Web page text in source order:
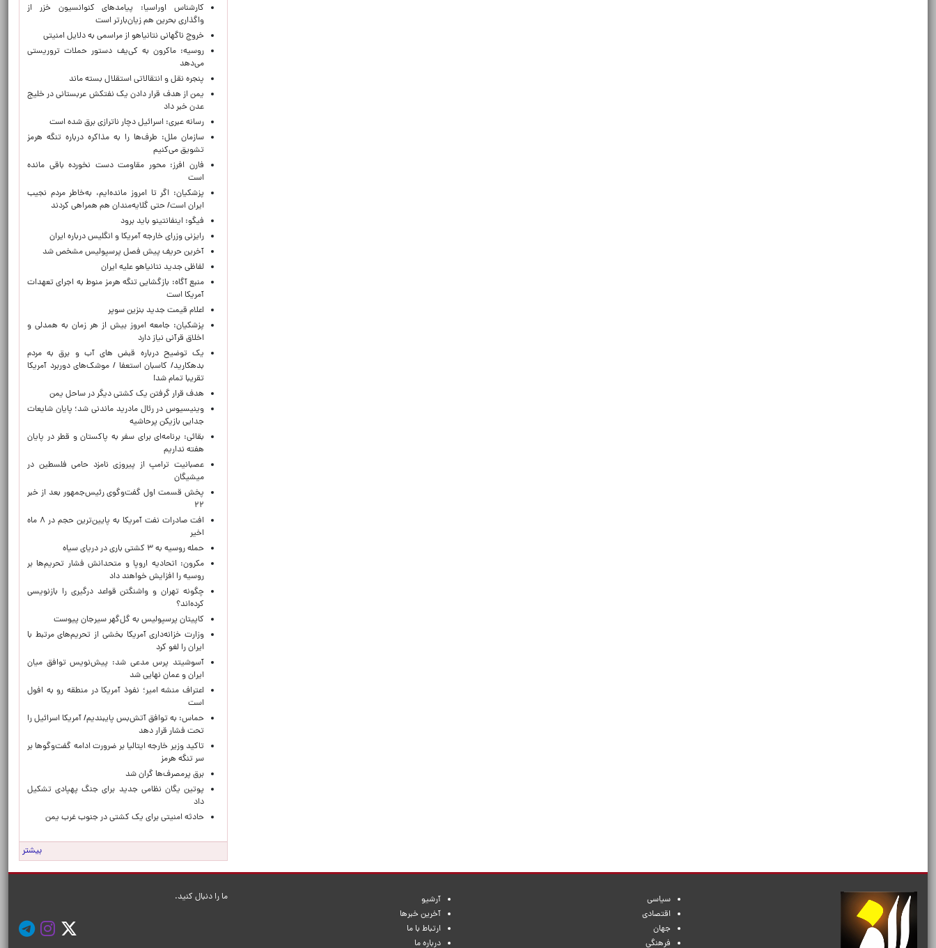
کارشناس اوراسیا: پیامدهای کنوانسیون خزر از
واگذاری بحرین هم زیان‌بارتر است
خروج ناگهانی نتانیاهو از مراسمی به دلایل امنیتی
روسیه: ماکرون به کی‌یف دستور حملات تروریستی
می‌دهد
پنجره‌ نقل و انتقالاتی استقلال بسته ماند
یمن از هدف قرار دادن یک نفتکش عربستانی در خلیج
عدن خبر داد
رسانه عبری: اسرائیل دچار ناترازی برق شده است
سازمان ملل: طرف‌ها را به مذاکره درباره تنگه هرمز
تشویق می‌کنیم
فارن افرز: محور مقاومت دست نخورده باقی مانده
است
پزشکیان: اگر تا امروز مانده‌ایم، به‌خاطر مردم نجیب
ایران است/ حتی گلایه‌مندان هم همراهی کردند
فیگو: اینفانتینو باید برود
رایزنی وزرای خارجه آمریکا و انگلیس درباره ایران
آخرین حریف پیش فصل پرسپولیس مشخص شد
لفاظی جدید نتانیاهو علیه ایران
منبع آگاه: بازگشایی تنگه هرمز منوط به اجرای تعهدات
آمریکا است
اعلام قیمت جدید بنزین سوپر
پزشکیان: جامعه امروز بیش از هر زمان به همدلی و
اخلاق قرآنی نیاز دارد
یک توضیح درباره قبض های آب و برق به مردم
بدهکارید/ کاسبان استعفا / موشک‌های دوربرد آمریکا
تقریبا تمام شد!
هدف قرار گرفتن یک کشتی دیگر در ساحل یمن
وینیسیوس در رئال مادرید ماندنی شد؛ پایان شایعات
جدایی بازیکن پرحاشیه
بقائی: برنامه‌ای برای سفر به پاکستان و قطر در پایان
هفته نداریم
عصبانیت ترامپ از پیروزی نامزد حامی فلسطین در
میشیگان
پخش قسمت اول گفت‌وگوی رئیس‌جمهور بعد از خبر
۲۲
افت صادرات نفت آمریکا به پایین‌ترین حجم در ۸ ماه
اخیر
حمله روسیه به ۳ کشتی باری در دریای سیاه
مکرون: اتحادیه اروپا و متحدانش فشار تحریم‌ها بر
روسیه را افزایش خواهند داد
چگونه تهران و واشنگتن قواعد درگیری را بازنویسی
کرده‌اند؟
کاپیتان پرسپولیس به گل‌گهر سیرجان پیوست
وزارت خزانه‌داری آمریکا بخشی از تحریم‌های مرتبط با
ایران را لغو کرد
آسوشیتد پرس مدعی شد: پیش‌نویس توافق میان
ایران و عمان نهایی شد
اعتراف منشه امیر؛ نفوذ آمریکا در منطقه رو به افول
است
حماس: به توافق آتش‌بس پایبندیم/ آمریکا اسرائیل را
تحت فشار قرار دهد
تاکید وزیر خارجه ایتالیا بر ضرورت ادامه گفت‌وگوها بر
سر تنگه هرمز
برق پرمصرف‌ها گران شد
پوتین یگان نظامی جدید برای جنگ پهپادی تشکیل
داد
حادثه امنیتی برای یک کشتی در جنوب غرب یمن
بیشتر
سیاسی
اقتصادی
جهان
فرهنگی
آرشیو
آخرین خبرها
ارتباط با ما
درباره ما
ما را دنبال کنید.